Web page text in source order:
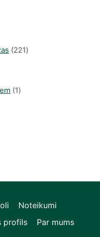
221221
11
Noteikumi
profils
Par mums